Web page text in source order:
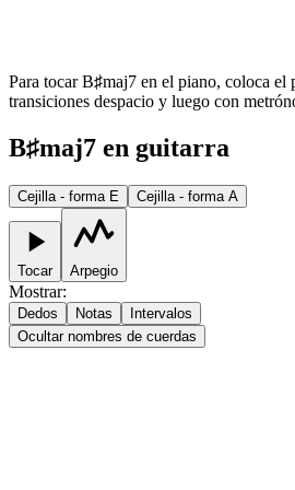
Para tocar B♯maj7 en el piano, coloca el
transiciones despacio y luego con
B♯maj7 en guitarra
Cejilla - forma E Cejilla - forma A
Tocar Arpegio
Mostrar:
Dedos Notas
Intervalos
Ocultar nombres de cuerdas